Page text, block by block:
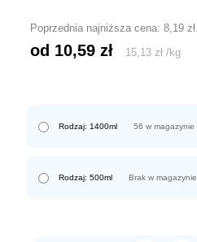
Poprzednia najniższa cena:8,19zł
od 10,59zł 15,13 zł /kg
Rodzaj: 1400ml 56 w magazynie
Rodzaj: 500ml Brak w magazynie